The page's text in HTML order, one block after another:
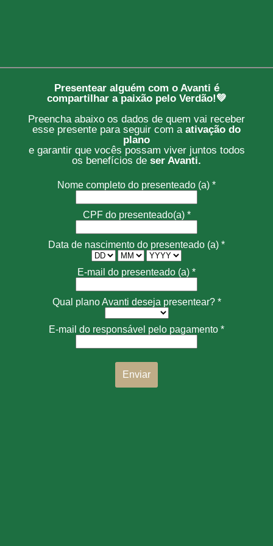
Presentear alguém com o Avanti é
compartilhar a paixão pelo Verdão!💚
Preencha abaixo os dados de quem vai receber
esse presente para seguir com a ativação do
plano
e garantir que vocês possam viver juntos todos
os benefícios de ser Avanti.
Nome completo do presenteado (a) *
CPF do presenteado(a) *
Data de nascimento do presenteado (a) *
E-mail do presenteado (a) *
Qual plano Avanti deseja presentear? *
E-mail do responsável pelo pagamento *
Enviar